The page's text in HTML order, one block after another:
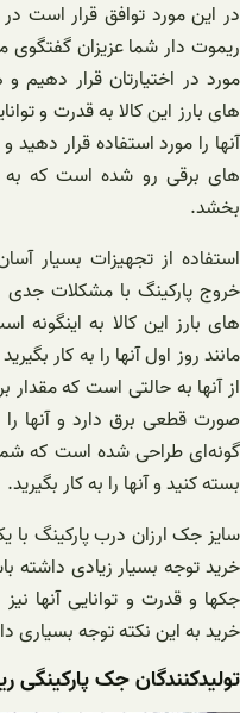
در این مورد توافق قرار است
ریموت دار شما عزیزان گفتگوی
مورد در اختیارتان قرار
های بارز این کالا به قدرت و
آنها را مورد استفاده قرار
های برقی رو شده است که
بخشد.
استفاده از تجهیزات بسیار
خروج پارکینگ با مشکلات
های بارز این کالا به
مانند روز اول آنها را به کار
از آنها به حالتی است که مقدار
صورت قطعی برق دارد و آنها
گونه‌ای طراحی شده است که شما
بسته کنید و آنها را به کار بگیرید.
سایز جک ارزان درب پارکینگ
خرید توجه بسیار زیادی داشته
جکها و قدرت و توانایی آنها
خرید به این نکته توجه بسیاری
تولیدکنندگان جک پارکینگی